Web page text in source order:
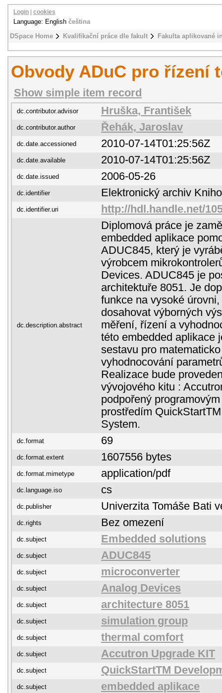
DSpace Home Kvalifikační práce dle fakult Fakulta aplikované
Login cookies
Language: English čeština
Obvody ADuC pro řízení
Show simple item record
dc.contributor.advisor Hruška, František
dc.contributor.author Řehák, Jaroslav
dc.date.accessioned 2010-07-14T01:25:56Z
dc.date.available 2010-07-14T01:25:56Z
dc.date.issued 2006-05-26
dc.identifier Elektronický archiv
dc.identifier.uri http://hdl.handle.net/
dc.description.abstract
Diplomová práce je
embedded aplikace
ADUC845, který je
výrobcem
Devices. ADUC845 je
architektuře 8051. Je
funkce na vysoké
dosahovat výborných
měření, řízení a
této embedded aplikace
sestavu pro
vyhodnocování
Realizace bude
vývojového kitu :
podpořený
prostředím
System.
dc.format 69
dc.format.extent 1607556 bytes
dc.format.mimetype application/pdf
dc.language.iso cs
dc.publisher Univerzita Tomáše Bati
dc.rights Bez omezení
dc.subject Embedded solutions
dc.subject ADUC845
dc.subject microconverter
dc.subject Analog Devices
dc.subject architecture 8051
dc.subject simulation group
dc.subject thermal comfort
dc.subject Accutron Upgrade KIT
dc.subject QuickStartTM
dc.subject embedded aplikace